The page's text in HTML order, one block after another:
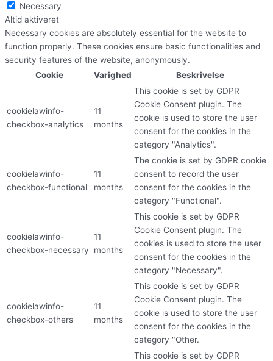
Necessary
Altid aktiveret
Necessary cookies are absolutely essential for the website to
function properly. These cookies ensure basic functionalities and
security features of the website, anonymously.
Cookie
Varighed Beskrivelse
cookielawinfo-
checkbox-analytics
11
months
This cookie is set by GDPR
Cookie Consent plugin. The
cookie is used to store the user
consent for the cookies in the
category "Analytics".
cookielawinfo-
checkbox-functional
11
months
The cookie is set by GDPR cookie
consent to record the user
consent for the cookies in the
category "Functional".
cookielawinfo-
checkbox-necessary
11
months
This cookie is set by GDPR
Cookie Consent plugin. The
cookies is used to store the user
consent for the cookies in the
category "Necessary".
cookielawinfo-
checkbox-others
11
months
This cookie is set by GDPR
Cookie Consent plugin. The
cookie is used to store the user
consent for the cookies in the
category "Other.
This cookie is set by GDPR